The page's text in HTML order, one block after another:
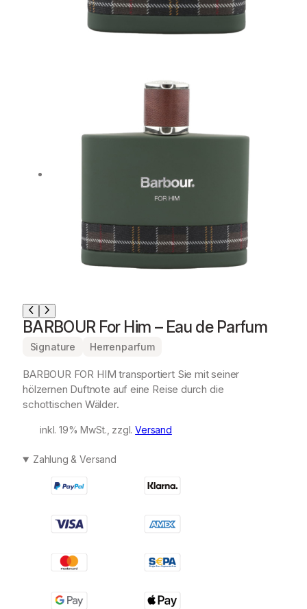
BARBOUR For Him – Eau de Parfum
Signature Herrenparfum
BARBOUR FOR HIM transportiert Sie mit seiner
hölzernen Duftnote auf eine Reise durch die
schottischen Wälder.
inkl. 19% MwSt., zzgl.Versand
Zahlung & Versand